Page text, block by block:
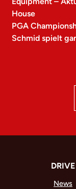
House
PGA
Schmid spielt
DRIVE
News